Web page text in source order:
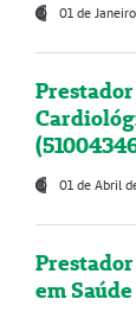
01 de
01 de Abril
em